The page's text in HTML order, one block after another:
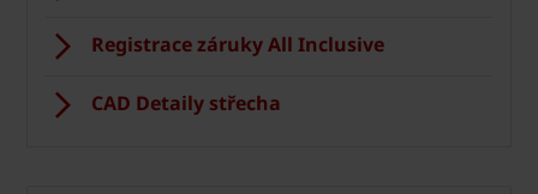
Registrace záruky All Inclusive
CAD Detaily střecha